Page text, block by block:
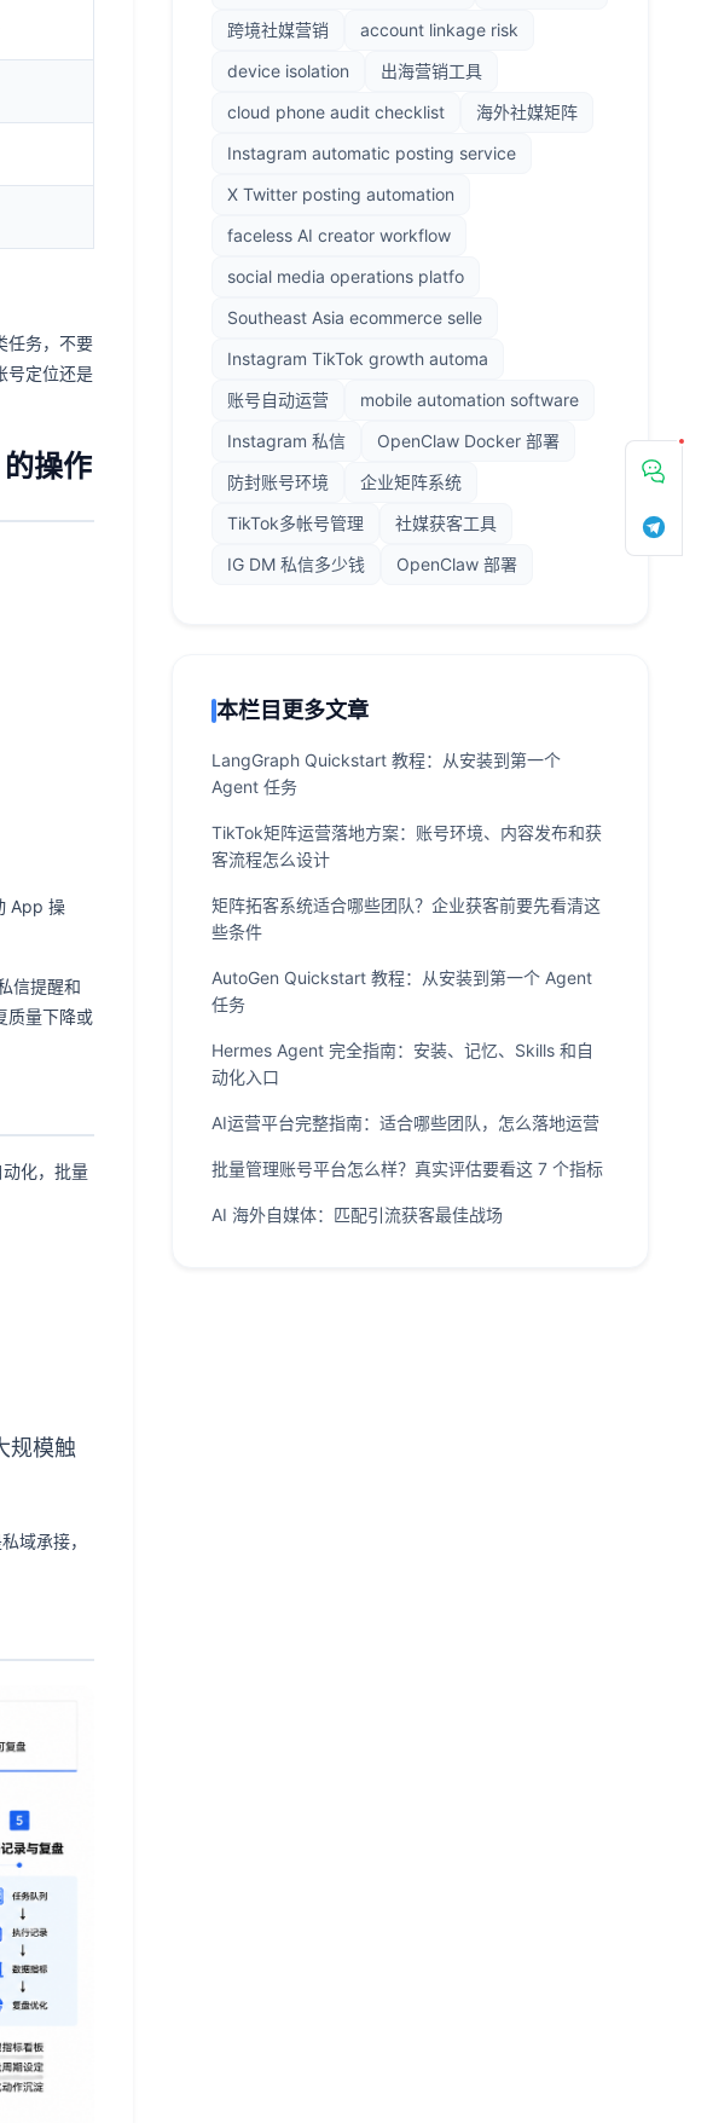
任务，不要
号定位还是
操作
App 操
信提醒和
质量下降或
化，批量
规模触
域承接，
跨境社媒营销
account linkage risk
device isolation
出海营销工具
cloud phone audit checklist
海外社媒矩阵
Instagram automatic posting service
X Twitter posting automation
faceless AI creator workflow
social media operations platfo
Southeast Asia ecommerce selle
Instagram TikTok growth automa
账号自动运营
mobile automation software
Instagram 私信
OpenClaw Docker 部署
防封账号环境
企业矩阵系统
TikTok多帐号管理
社媒获客工具
IG DM 私信多少钱
OpenClaw 部署
本栏目更多文章
LangGraph Quickstart 教程：从安装到第一个
Agent 任务
TikTok矩阵运营落地方案：账号环境、内容发布和获
客流程怎么设计
矩阵拓客系统适合哪些团队？企业获客前要先看清这
些条件
AutoGen Quickstart 教程：从安装到第一个 Agent
任务
Hermes Agent 完全指南：安装、记忆、Skills 和自
动化入口
AI运营平台完整指南：适合哪些团队，怎么落地运营
批量管理账号平台怎么样？真实评估要看这 7 个指标
AI 海外自媒体：匹配引流获客最佳战场